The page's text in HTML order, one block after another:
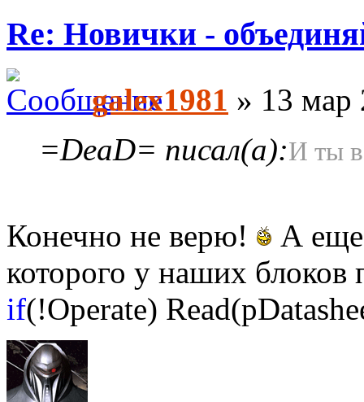
Re: Новички -
galex1981 » 13 мар
=DeaD= писал(а):И ты
Конечно не верю!
А еще
которого у наших блоков
if(!Operate)